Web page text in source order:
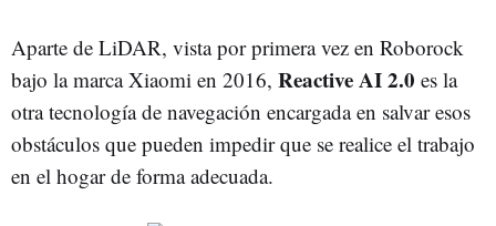
Aparte de LiDAR, vista por primera vez en Roborock
bajo la marca Xiaomi en 2016, Reactive AI 2.0 es la
otra tecnología de navegación encargada en salvar esos
obstáculos que pueden impedir que se realice el trabajo
en el hogar de forma adecuada.